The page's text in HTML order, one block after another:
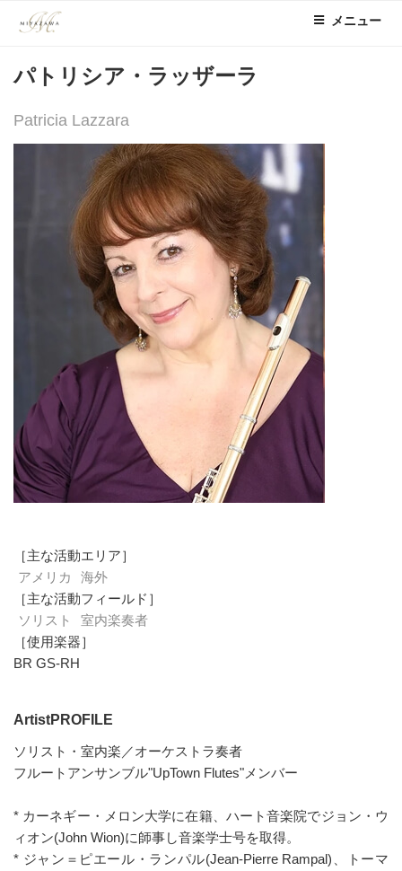
メニュー
パトリシア・ラッザーラ
Patricia Lazzara
［主な活動エリア］
アメリカ
海外
［主な活動フィールド］
ソリスト
室内楽奏者
［使用楽器］
BR GS-RH
ArtistPROFILE
ソリスト・室内楽／オーケストラ奏者
フルートアンサンブル"UpTown Flutes"メンバー
* カーネギー・メロン大学に在籍、ハート音楽院でジョン・ウ
ィオン(John Wion)に師事し音楽学士号を取得。
* ジャン＝ピエール・ランパル(Jean-Pierre Rampal)、トーマ